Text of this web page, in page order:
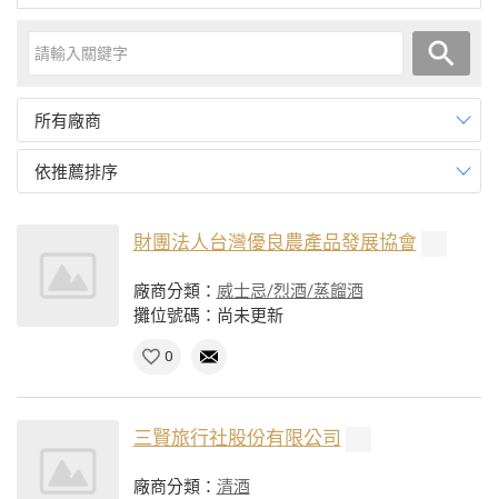
所有廠商
依推薦排序
財團法人台灣優良農產品發展協會
廠商分類： 威士忌/烈酒/蒸餾酒
攤位號碼：尚未更新
0
三賢旅行社股份有限公司
廠商分類： 清酒